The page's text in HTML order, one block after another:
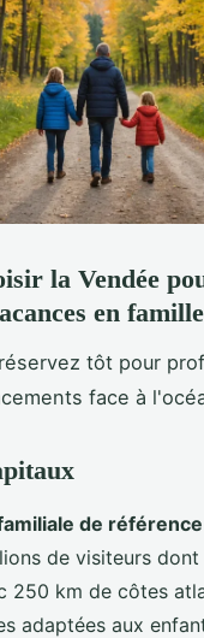
la Vendée
en
réservez tôt pour
face à
de référence
de visiteurs dont
250 km de côtes
adaptées aux